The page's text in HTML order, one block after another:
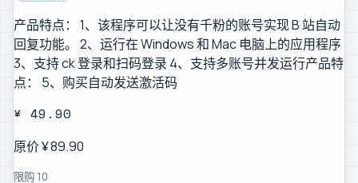
产品特点： 1、该程序可以让没有千粉的账号实现 B 站自动
回复功能。 2、运行在 Windows 和 Mac 电脑上的应用程序
3、支持 ck 登录和扫码登录 4、支持多账号并发运行产品特
点： 5、购买自动发送激活码
¥ 49.90
原价 ¥89.90
限购 10